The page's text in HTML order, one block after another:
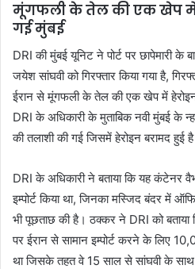
मूंगफली के तेल की एक खेप में
गई मुंबई
DRI की मुंबई यूनिट ने पोर्ट पर छापेमारी के
जयेश सांघवी को गिरफ्तार किया गया है,
ईरान से मूंगफली के तेल की एक खेप में
DRI के अधिकारी के मुताबिक नवी मुंबई के
की तलाशी की गई जिसमें हेरोइन बरामद हुई
DRI के अधिकारी ने बताया कि यह कंटेनर
इम्पोर्ट किया था, जिनका मस्जिद बंदर में
भी पूछताछ की है। ठक्कर ने DRI को बताया
पर ईरान से सामान इम्पोर्ट करने के लिए
था जिसके तहत वे 15 साल से सांघवी के साथ